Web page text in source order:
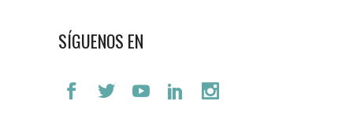
SÍGUENOS EN